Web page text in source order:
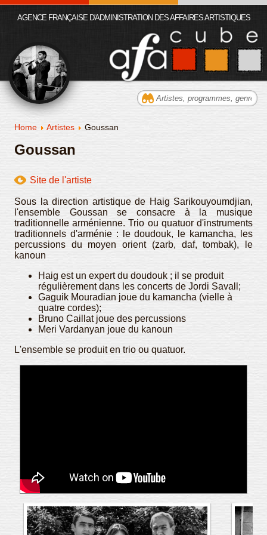
Home Artistes Goussan
Goussan
Site de l'artiste
Sous la direction artistique de Haig Sarikouyoumdjian,
l'ensemble Goussan se consacre à la musique
traditionnelle arménienne. Trio ou quatuor d'instruments
traditionnels d'arménie : le doudouk, le kamancha, les
percussions du moyen orient (zarb, daf, tombak), le
kanoun
Haig est un expert du doudouk ; il se produit
régulièrement dans les concerts de Jordi Savall;
Gaguik Mouradian joue du kamancha (vielle à
quatre cordes);
Bruno Caillat joue des percussions
Meri Vardanyan joue du kanoun
L'ensemble se produit en trio ou quatuor.
AGENCE FRANÇAISE D'ADMINISTRATION DES AFFAIRES ARTISTIQUES